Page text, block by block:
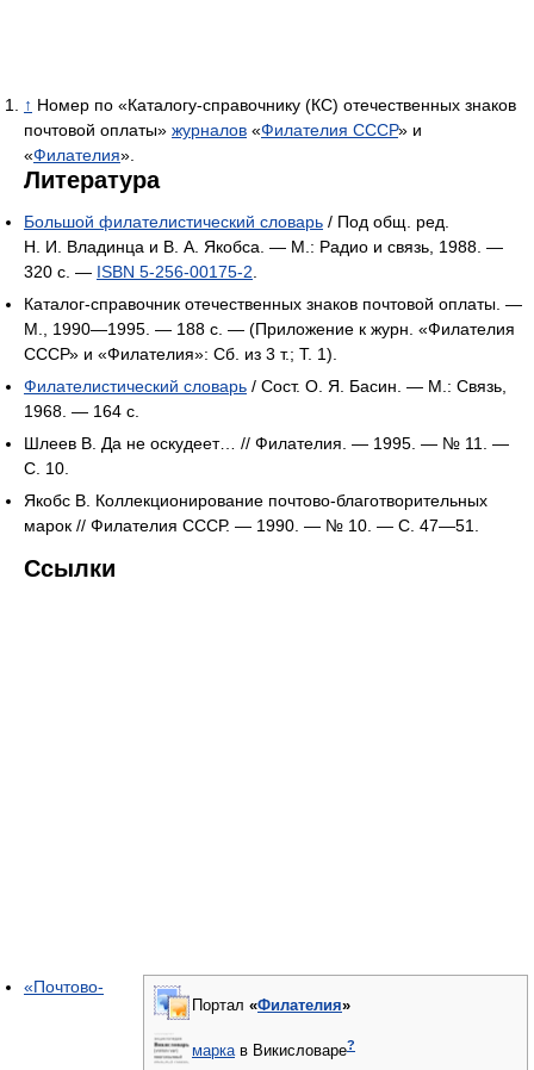
↑ Номер по «Каталогу-справочнику (КС) отечественных знаков
почтовой оплаты» журналов «Филателия СССР» и
«Филателия».
Литература
Большой филателистический словарь / Под общ. ред.
Н. И. Владинца и В. А. Якобса. — М.: Радио и связь, 1988. —
320 с. — ISBN 5-256-00175-2
Каталог-справочник отечественных знаков почтовой оплаты. —
М., 1990—1995. — 188 с. — (Приложение к журн. «Филателия
СССР» и «Филателия»: Сб. из 3 т.; Т. 1).
Филателистический словарь / Сост. О. Я. Басин. — М.: Связь,
1968. — 164 с.
Шлеев В. Да не оскудеет… // Филателия. — 1995. — № 11. —
С. 10.
Якобс В. Коллекционирование почтово-благотворительных
марок // Филателия СССР. — 1990. — № 10. — С. 47—51.
Ссылки
Портал «Филателия»
марка в Викисловаре?
«Почтово-